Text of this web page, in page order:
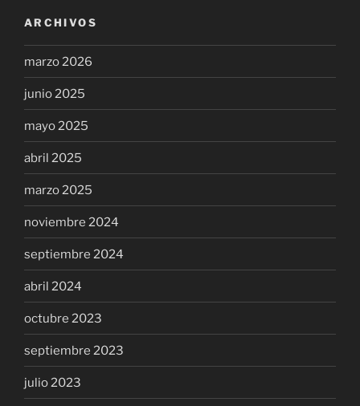
ARCHIVOS
marzo 2026
junio 2025
mayo 2025
abril 2025
marzo 2025
noviembre 2024
septiembre 2024
abril 2024
octubre 2023
septiembre 2023
julio 2023